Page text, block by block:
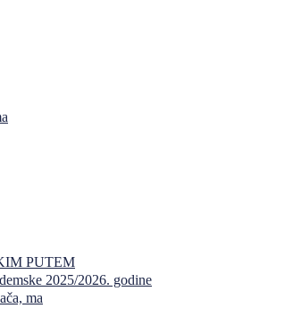
PUTEM
2025/2026. godine
ma